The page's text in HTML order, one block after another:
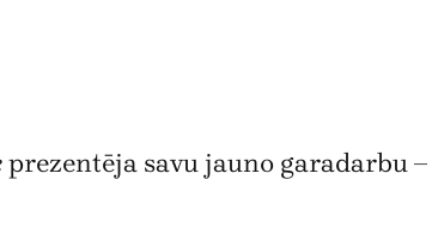
prezentēja savu jauno garadarbu –